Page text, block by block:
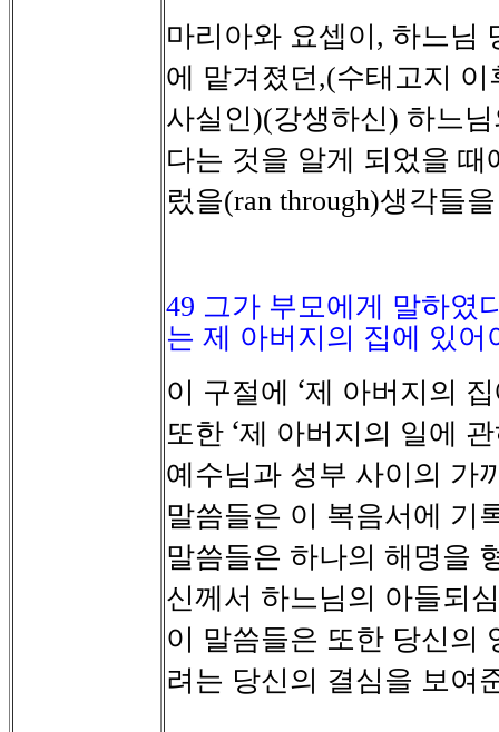
마리아와 요셉이, 하느님
에 맡겨졌던,(수태고지 이
사실인)(강생하신) 하느
다는 것을 알게 되었을 때
렀을(ran through)생각들을
49 그가 부모에게 말하였
는 제 아버지의 집에 있
이 구절에 ‘제 아버지의
또한 ‘제 아버지의 일에
예수님과 성부 사이의 가
말씀들은 이 복음서에 기
말씀들은 하나의 해명을
신께서 하느님의 아들되
이 말씀들은 또한 당신의
려는 당신의 결심을 보여